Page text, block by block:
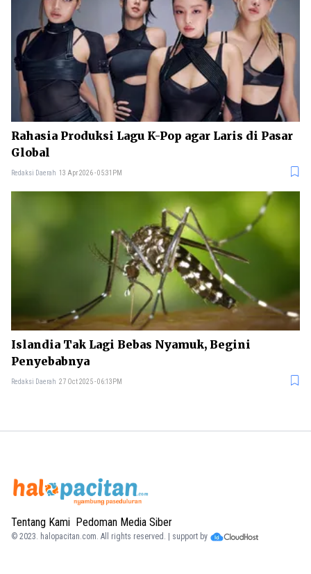
Rahasia Produksi Lagu K-Pop agar Laris di Pasar
Global
Redaksi Daerah 13 Apr 2026 - 05:31PM
Islandia Tak Lagi Bebas Nyamuk, Begini
Penyebabnya
Redaksi Daerah 27 Oct 2025 - 06:13PM
Tentang Kami Pedoman Media Siber
© 2023. halopacitan.com. All rights reserved. | support by